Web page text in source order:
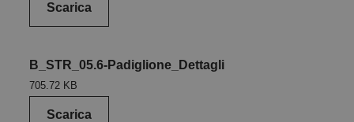
Scarica
B_STR_05.6-Padiglione_Dettagli
705.72 KB
Scarica